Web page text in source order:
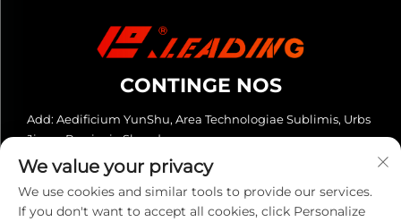
CONTINGE NOS
Add: Aedificium YunShu, Area Technologiae Sublimis, Urbs
Jinan, Provincia Shandong
Tel:+86-13280023931
E-mail:[email protected]
We value your privacy
We use cookies and similar tools to provide our services.
If you don't want to accept all cookies, click Personalize